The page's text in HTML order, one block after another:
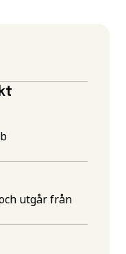
utgår från